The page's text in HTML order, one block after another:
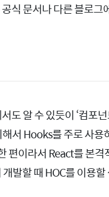
식 문서나 다른 블로
도 알 수 있듯이 ‘컴포
서 Hooks를 주로 사
편이라서 React를 본
발할 때 HOC를 이용